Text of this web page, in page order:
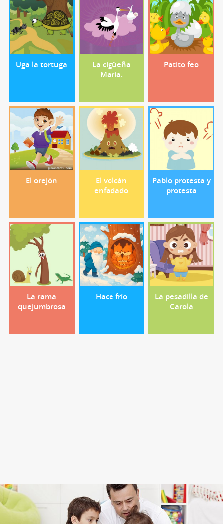
Uga la tortuga
La cigüeña
María.
Patito feo
El orejón
El volcán
enfadado
Pablo protesta y
protesta
La rama
quejumbrosa
Hace frío
La pesadilla de
Carola